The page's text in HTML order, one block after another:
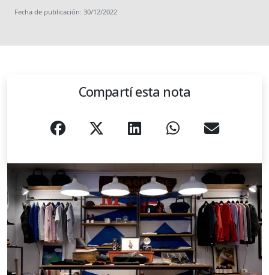
Fecha de publicación: 30/12/2022
Compartí esta nota